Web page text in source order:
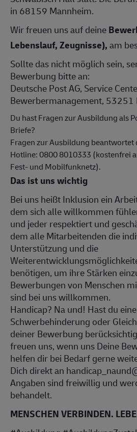
in 68159 Mannheim.
Wir freuen uns auf deine
Lebenslauf, Zeugnisse),am
Sollte das nicht möglich sein,
Bewerbung bitte an:
Deutsche Post AG, Service
Bewerbermanagement, 53251
Du hast Fragen zur Ausbildung als
Briefe?
Fragen zur Ausbildung
Hotline: 0800 8010333 (kostenfrei
Fest- und Mobilfunknetz).
Das ist uns wichtig
Bei uns heißt Inklusion ein
dem sich alle willkommen
und jeder respektiert und
dem alle Mitarbeitenden die
Unterstützung und die
benötigen, um ihre Stärken
Bewerbungen von Menschen
sind bei uns willkommen.
Handicap? Na und! Hast du eine
Schwerbehinderung oder
deiner Bewerbung
freuen uns, wenn uns Deine
helfen dir bei Bedarf gerne
Dich direkt an
Angaben sind freiwillig und
behandelt.
MENSCHEN VERBINDEN.